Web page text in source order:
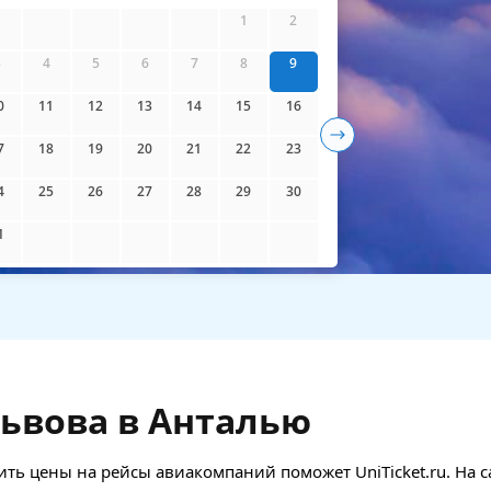
1 2
4 5 6 7 8 9
11 12 13 14 15 16
18 19 20 21 22 23
25 26 27 28 29 30
в Анталью
цены на рейсы авиакомпаний поможет UniTicket.ru. На